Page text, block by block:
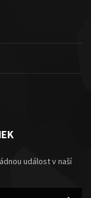
událost v naší